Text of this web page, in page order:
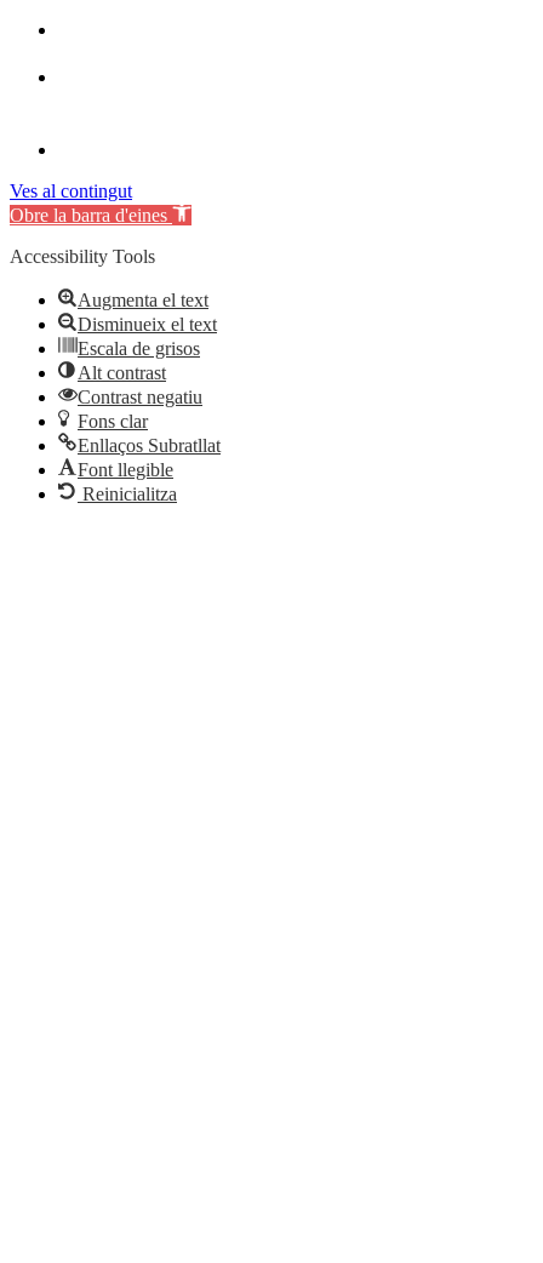
Ves al contingut
Obre la barra d'eines
Accessibility Tools
Augmenta el text
Disminueix el text
Escala de grisos
Alt contrast
Contrast negatiu
Fons clar
Enllaços Subratllat
Font llegible
Reinicialitza